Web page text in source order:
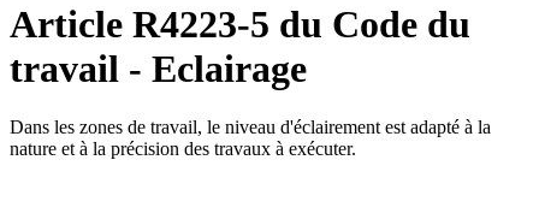
Article R4223-5 du Code du
travail - Eclairage
Dans les zones de travail, le niveau d'éclairement est adapté à la
nature et à la précision des travaux à exécuter.